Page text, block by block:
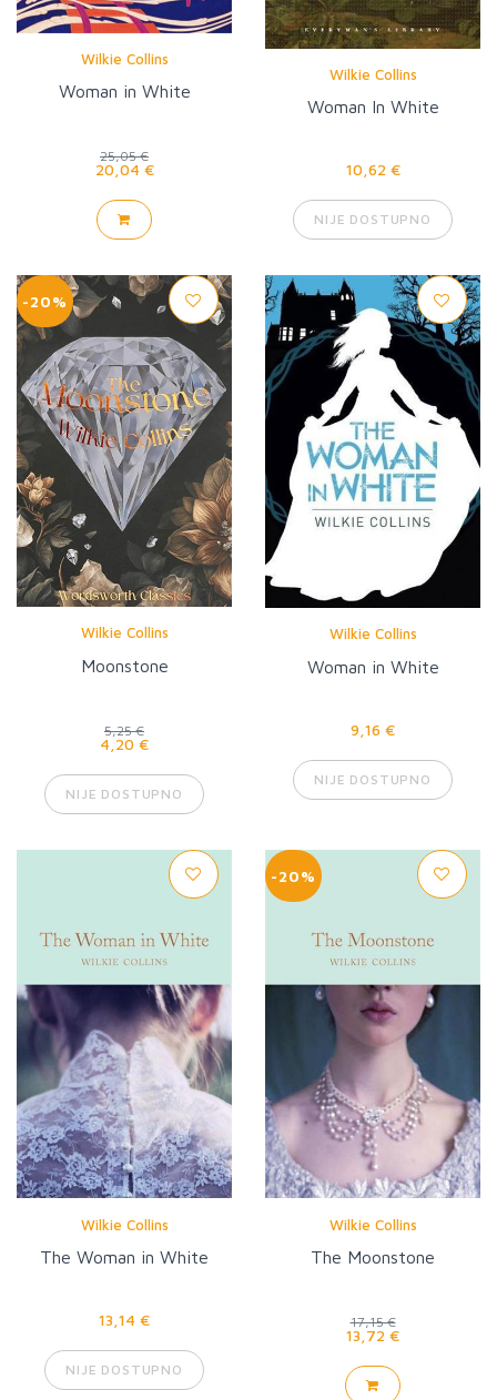
Wilkie Collins
Woman in White
25,05 €
20,04 €
Wilkie Collins
Woman In White
10,62 €
NIJE DOSTUPNO
-20%
Wilkie Collins
Moonstone
5,25 €
4,20 €
NIJE DOSTUPNO
Wilkie Collins
Woman in White
9,16 €
NIJE DOSTUPNO
Wilkie Collins
The Woman in White
13,14 €
NIJE DOSTUPNO
-20%
Wilkie Collins
The Moonstone
17,15 €
13,72 €